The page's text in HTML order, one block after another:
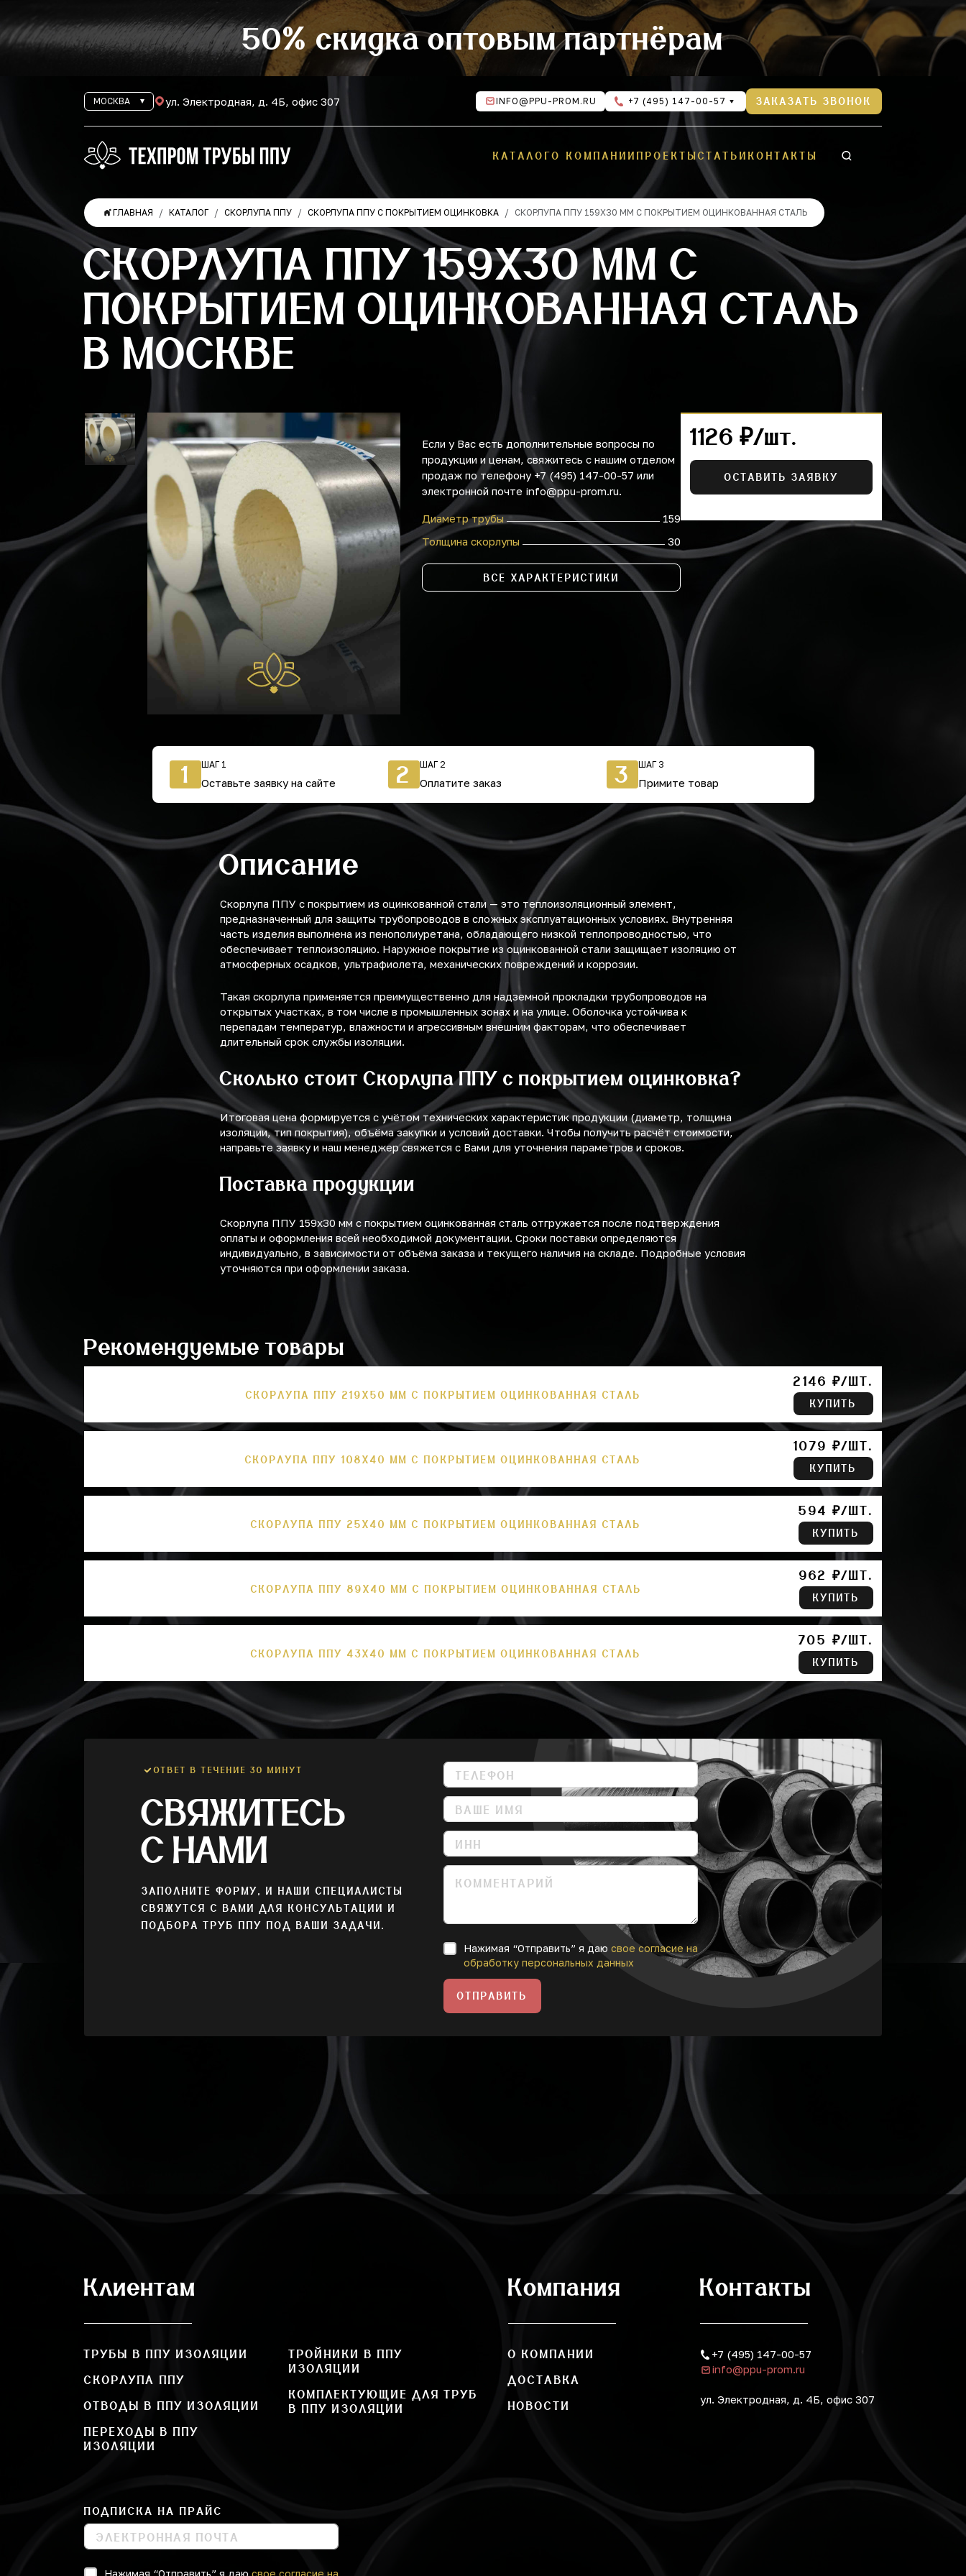
50% скидка оптовым партнёрам
МОСКВА ул. Электродная, д. 4Б, офис 307 INFO@PPU-PROM.RU +7 (495) 147-00-57 ЗАКАЗАТЬ ЗВОНОК
КАТАЛОГО КОМПАНИИ ПРОЕКТЫСТАТЬИ КОНТАКТЫ
ГЛАВНАЯ КАТАЛОГ СКОРЛУПА ППУ СКОРЛУПА ППУ С ПОКРЫТИЕМ ОЦИНКОВКА СКОРЛУПА ППУ 159Х30 ММ С ПОКРЫТИЕМ ОЦИНКОВАННАЯ СТАЛЬ
СКОРЛУПА ППУ 159Х30 ММ С
ПОКРЫТИЕМ ОЦИНКОВАННАЯ СТАЛЬ
В МОСКВЕ
Если у Вас есть дополнительные вопросы по
продукции и ценам, свяжитесь с нашим отделом
продаж по телефону +7 (495) 147-00-57 или
электронной почте info@ppu-prom.ru.
Диаметр трубы
159
Толщина скорлупы
30
ВСЕ ХАРАКТЕРИСТИКИ
1126 ₽/шт.
ОСТАВИТЬ ЗАЯВКУ
1 ШАГ 1
Оставьте заявку на сайте 2 ШАГ 2
Оплатите заказ 3 ШАГ 3
Примите товар
Описание
Скорлупа ППУ с покрытием из оцинкованной стали — это теплоизоляционный элемент,
предназначенный для защиты трубопроводов в сложных эксплуатационных условиях. Внутренняя
часть изделия выполнена из пенополиуретана, обладающего низкой теплопроводностью, что
обеспечивает теплоизоляцию. Наружное покрытие из оцинкованной стали защищает изоляцию от
атмосферных осадков, ультрафиолета, механических повреждений и коррозии.
Такая скорлупа применяется преимущественно для надземной прокладки трубопроводов на
открытых участках, в том числе в промышленных зонах и на улице. Оболочка устойчива к
перепадам температур, влажности и агрессивным внешним факторам, что обеспечивает
длительный срок службы изоляции.
Сколько стоит Скорлупа ППУ с покрытием оцинковка?
Итоговая цена формируется с учётом технических характеристик продукции (диаметр, толщина
изоляции, тип покрытия), объёма закупки и условий доставки. Чтобы получить расчёт стоимости,
направьте заявку и наш менеджер свяжется с Вами для уточнения параметров и сроков.
Поставка продукции
Скорлупа ППУ 159х30 мм с покрытием оцинкованная сталь отгружается после подтверждения
оплаты и оформления всей необходимой документации. Сроки поставки определяются
индивидуально, в зависимости от объёма заказа и текущего наличия на складе. Подробные условия
уточняются при оформлении заказа.
Рекомендуемые товары
СКОРЛУПА ППУ 219Х50 ММ С ПОКРЫТИЕМ ОЦИНКОВАННАЯ СТАЛЬ
2146 ₽/ШТ.
КУПИТЬ
СКОРЛУПА ППУ 108Х40 ММ С ПОКРЫТИЕМ ОЦИНКОВАННАЯ СТАЛЬ
1079 ₽/ШТ.
КУПИТЬ
СКОРЛУПА ППУ 25Х40 ММ С ПОКРЫТИЕМ ОЦИНКОВАННАЯ СТАЛЬ
594 ₽/ШТ.
КУПИТЬ
СКОРЛУПА ППУ 89Х40 ММ С ПОКРЫТИЕМ ОЦИНКОВАННАЯ СТАЛЬ
962 ₽/ШТ.
КУПИТЬ
СКОРЛУПА ППУ 43Х40 ММ С ПОКРЫТИЕМ ОЦИНКОВАННАЯ СТАЛЬ
705 ₽/ШТ.
КУПИТЬ
ОТВЕТ В ТЕЧЕНИЕ 30 МИНУТ
СВЯЖИТЕСЬ
С НАМИ
ЗАПОЛНИТЕ ФОРМУ, И НАШИ СПЕЦИАЛИСТЫ
СВЯЖУТСЯ С ВАМИ ДЛЯ КОНСУЛЬТАЦИИ И
ПОДБОРА ТРУБ ППУ ПОД ВАШИ ЗАДАЧИ.
Нажимая “Отправить” я даю свое согласие на
обработку персональных данных
ОТПРАВИТЬ
Клиентам
ТРУБЫ В ППУ ИЗОЛЯЦИИ
СКОРЛУПА ППУ
ОТВОДЫ В ППУ ИЗОЛЯЦИИ
ПЕРЕХОДЫ В ППУ
ИЗОЛЯЦИИ
ТРОЙНИКИ В ППУ
ИЗОЛЯЦИИ
КОМПЛЕКТУЮЩИЕ ДЛЯ ТРУБ
В ППУ ИЗОЛЯЦИИ
ПОДПИСКА НА ПРАЙС
Нажимая “Отправить” я даю свое согласие на
Компания
О КОМПАНИИ
ДОСТАВКА
НОВОСТИ
Контакты
+7 (495) 147-00-57
info@ppu-prom.ru
ул. Электродная, д. 4Б, офис 307